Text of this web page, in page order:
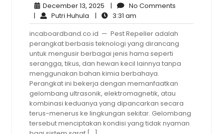
December 13, 2025 December
13,
2025
| No Comments
| Putri Huhula Putri
Huhula
| 3:31 am
am
incaboardband.co.id — Pest Repeller adalah
perangkat berbasis teknologi yang dirancang
untuk mengusir berbagai jenis hama seperti
serangga, tikus, dan hewan kecil lainnya tanpa
menggunakan bahan kimia berbahaya.
Perangkat ini bekerja dengan memanfaatkan
gelombang ultrasonik, elektromagnetik, atau
kombinasi keduanya yang dipancarkan secara
terus-menerus ke lingkungan sekitar. Gelombang
tersebut menciptakan kondisi yang tidak nyaman